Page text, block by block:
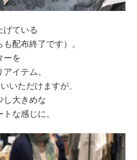
げている
配布終了です）。
ーを
イテム。
いただけますが、
し大きめな
な感じに。